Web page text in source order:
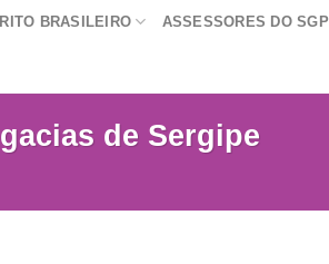
BRASILEIRO ASSESSORES DO SGP
de Sergipe